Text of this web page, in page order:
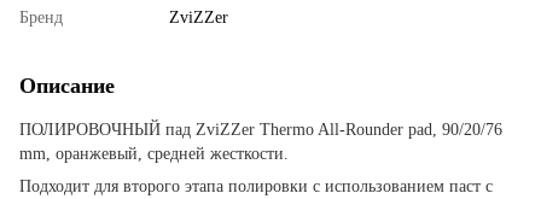
Бренд ZviZZer
Описание
ПОЛИРОВОЧНЫЙ пад ZviZZer Thermo All-Rounder pad, 90/20/76
mm, оранжевый, средней жесткости.
Подходит для второго этапа полировки с использованием паст с